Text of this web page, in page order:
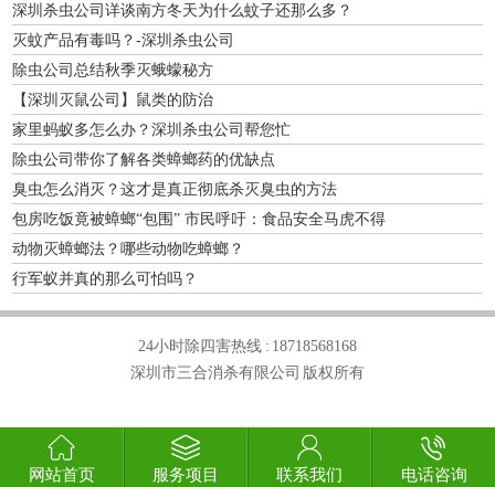
深圳杀虫公司详谈南方冬天为什么蚊子还那么多？
灭蚊产品有毒吗？-深圳杀虫公司
除虫公司总结秋季灭蛾蠓秘方
【深圳灭鼠公司】鼠类的防治
家里蚂蚁多怎么办？深圳杀虫公司帮您忙
除虫公司带你了解各类蟑螂药的优缺点
臭虫怎么消灭？这才是真正彻底杀灭臭虫的方法
包房吃饭竟被蟑螂“包围” 市民呼吁：食品安全马虎不得
动物灭蟑螂法？哪些动物吃蟑螂？
行军蚁并真的那么可怕吗？
24小时除四害热线 : 18718568168
深圳市三合消杀有限公司 版权所有
网站首页 服务项目 联系我们 电话咨询